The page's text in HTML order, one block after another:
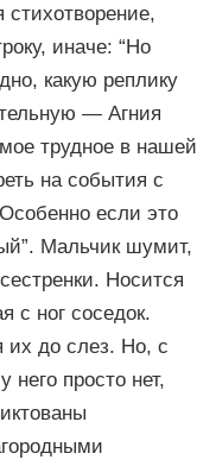
иначе: “Но
какую реплику
— Агния
трудное в нашей
на события с
если это
Мальчик шумит,
Носится
с ног соседок.
их до слез. Но, с
него просто нет,